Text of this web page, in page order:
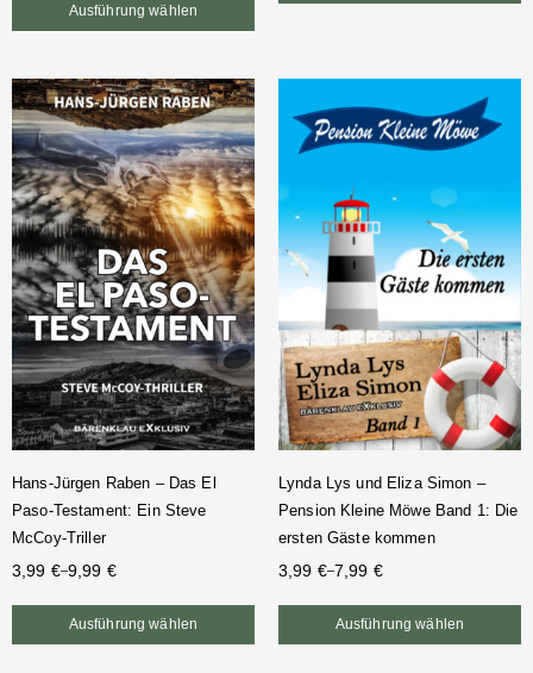
Ausführung wählen
Hans-Jürgen Raben – Das El
Paso-Testament: Ein Steve
McCoy-Triller
3,99 €–9,99 €
Ausführung wählen
Lynda Lys und Eliza Simon –
Pension Kleine Möwe Band 1: Die
ersten Gäste kommen
3,99 €–7,99 €
Ausführung wählen